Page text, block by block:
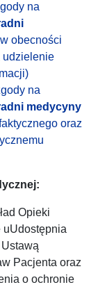
na
w obecności
udzielenie
na
medycyny
oraz
Opieki
uUdostępnia
Pacjenta oraz
o ochronie